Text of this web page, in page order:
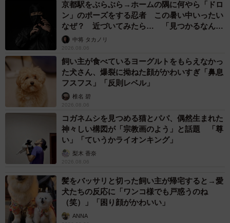
菓子の飲み込みやすさを数値化する取り組みにも着手して
いるという。
飲み込みやすくしたみたらし団子や合わせ餅、水ようかんなど。普通の
和菓子と見た目はほとんど変わらない
京都駅をぶらぶら→ホームの隅に何やら「ドロ
ン」のポーズをする忍者 この暑い中いったい
なぜ？ 近づいてみたら… 「見つかるなんて
未熟」中将 タカノリ
2026.08.06
飼い主が食べているヨーグルトをもらえなかっ
た犬さん、爆裂に拗ねた顔がかわいすぎ「鼻息
フスフス」「反則レベル」
椎名 碧
2026.08.06
コガネムシを見つめる猫とパパ、偶然生まれた
神々しい構図が「宗教画のよう」と話題 「尊
い」「ていうかライオンキング」
梨木 香奈
2026.08.06
髪をバッサリと切った飼い主が帰宅すると→愛
犬たちの反応に「ワンコ様でも戸惑うのね
（笑）」「困り顔がかわいい」
ANNA